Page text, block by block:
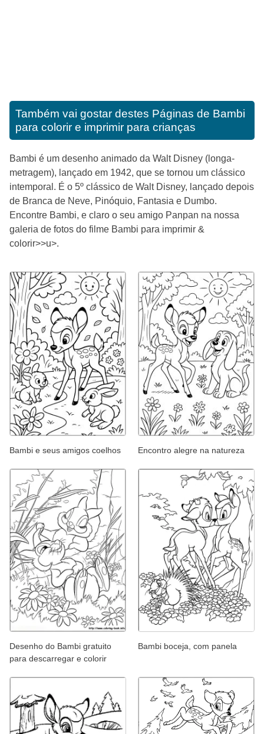
Também vai gostar destes Páginas de Bambi
para colorir e imprimir para crianças
Bambi é um desenho animado da Walt Disney (longa-
metragem), lançado em 1942, que se tornou um clássico
intemporal. É o 5º clássico de Walt Disney, lançado depois
de Branca de Neve, Pinóquio, Fantasia e Dumbo.
Encontre Bambi, e claro o seu amigo Panpan na nossa
galeria de fotos do filme Bambi para imprimir &
colorir>>u>.
Bambi e seus amigos coelhos Encontro alegre na natureza
Desenho do Bambi gratuito
para descarregar e colorir
Bambi boceja, com panela